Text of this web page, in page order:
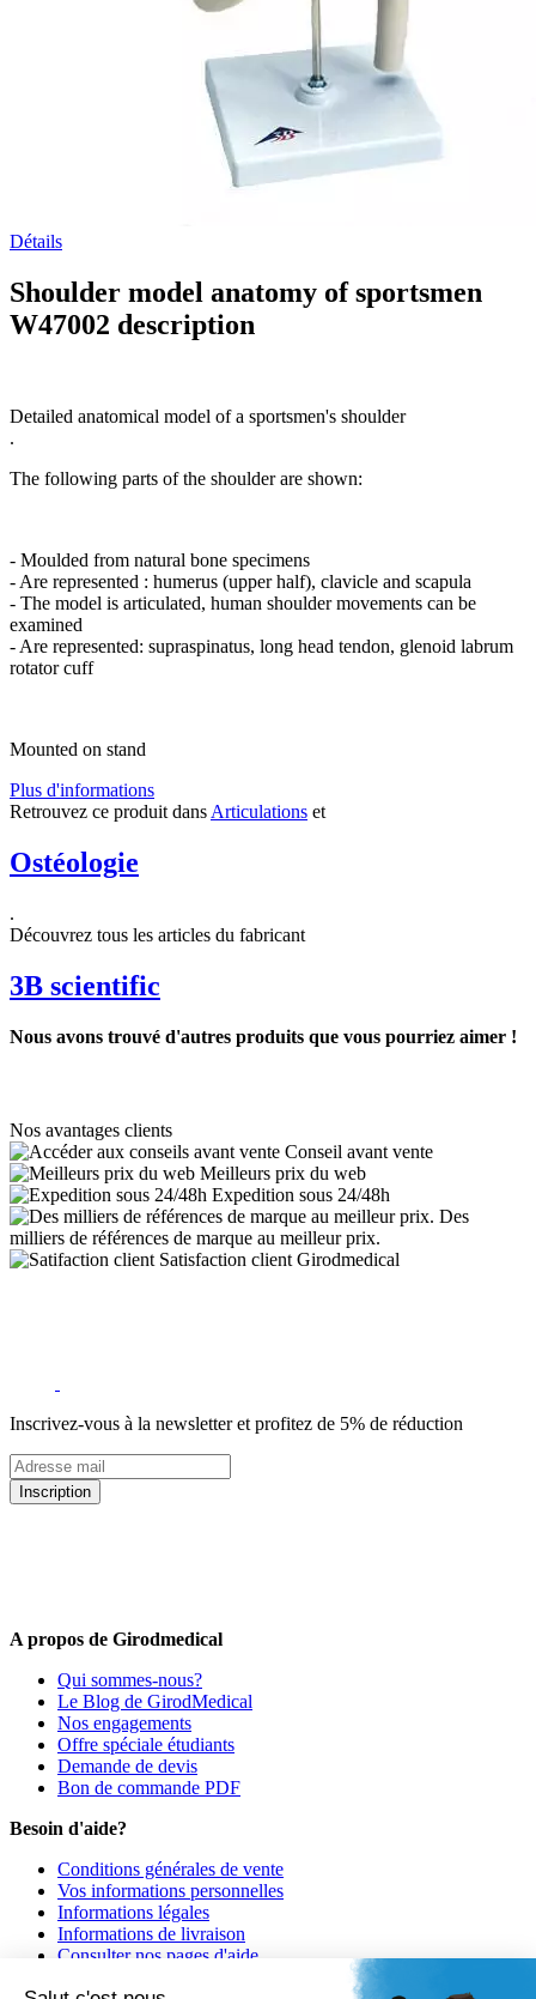
Détails
Shoulder model anatomy of sportsmen
W47002 description
Detailed anatomical model of a sportsmen's shoulder
.
The following parts of the shoulder are shown:
- Moulded from natural bone specimens
- Are represented : humerus (upper half), clavicle and scapula
- The model is articulated, human shoulder movements can be
examined
- Are represented: supraspinatus, long head tendon, glenoid labrum
rotator cuff
Mounted on stand
Plus d'informations
Retrouvez ce produit dans Articulations et
Ostéologie
.
Découvrez tous les articles du fabricant
3B scientific
Nous avons trouvé d'autres produits que vous pourriez aimer !
Nos avantages clients
Conseil avant vente
Meilleurs prix du web
Expedition sous 24/48h
Des
milliers de références de marque au meilleur prix.
Satisfaction client Girodmedical
Inscrivez-vous à la newsletter et profitez de 5% de réduction
Inscription
A propos de Girodmedical
Qui sommes-nous?
Le Blog de GirodMedical
Nos engagements
Offre spéciale étudiants
Demande de devis
Bon de commande PDF
Besoin d'aide?
Conditions générales de vente
Vos informations personnelles
Informations légales
Informations de livraison
Consulter nos pages d'aide